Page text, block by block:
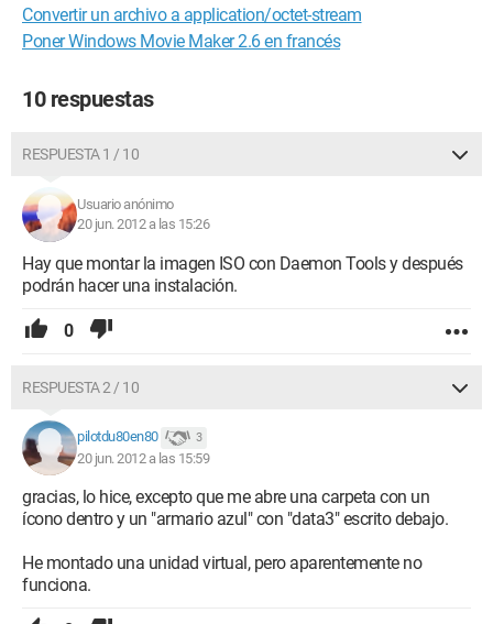
Convertir un archivo a application/octet-stream
Poner Windows Movie Maker 2.6 en francés
10 respuestas
RESPUESTA 1 / 10
Usuario anónimo
20 jun. 2012 a las 15:26
Hay que montar la imagen ISO con Daemon Tools y después
podrán hacer una instalación.
0
RESPUESTA 2 / 10
pilotdu80en80 3
20 jun. 2012 a las 15:59
gracias, lo hice, excepto que me abre una carpeta con un
ícono dentro y un "armario azul" con "data3" escrito debajo.
He montado una unidad virtual, pero aparentemente no
funciona.